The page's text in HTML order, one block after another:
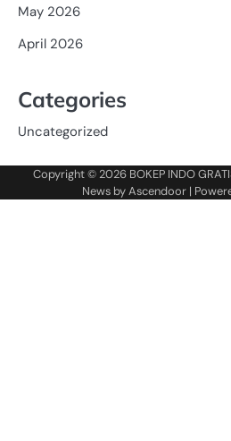
May 2026
April 2026
Categories
Uncategorized
Copyright © 2026 BOKEP INDO
News byAscendoor|